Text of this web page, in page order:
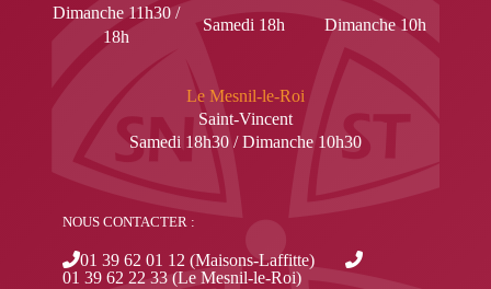
Dimanche 11h30 /
18h
Samedi 18h Dimanche 10h
Le Mesnil-le-Roi
Saint-Vincent
Samedi 18h30 / Dimanche 10h30
NOUS CONTACTER :
01 39 62 01 12 (Maisons-Laffitte)
01 39 62 22 33 (Le Mesnil-le-Roi)